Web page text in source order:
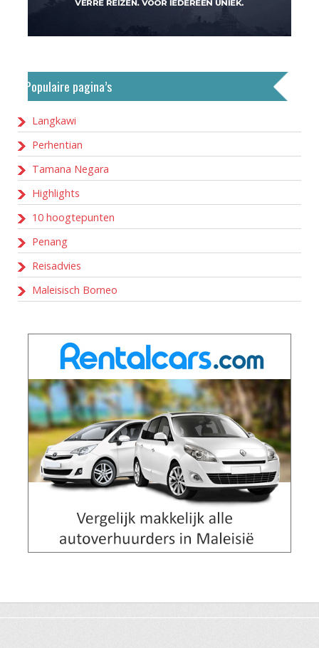
Populaire pagina’s
Langkawi
Perhentian
Tamana Negara
Highlights
10 hoogtepunten
Penang
Reisadvies
Maleisisch Borneo